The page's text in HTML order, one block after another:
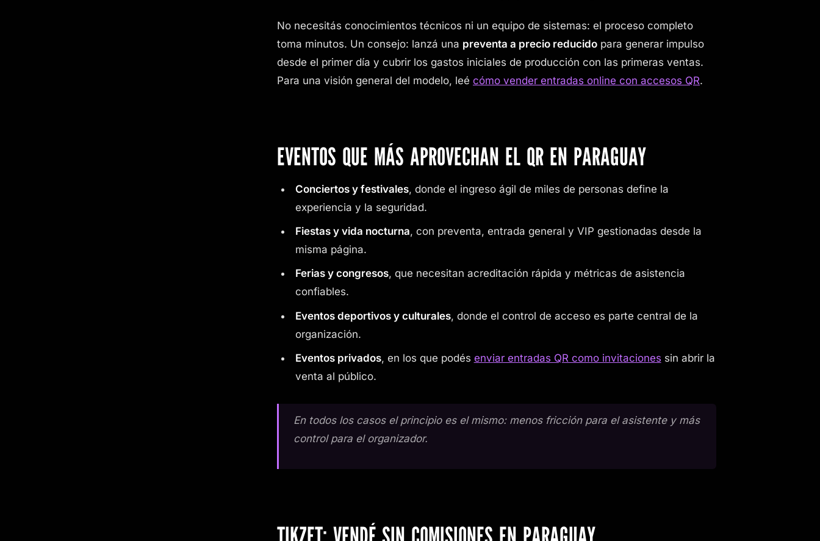
No necesitás conocimientos técnicos ni un equipo de sistemas: el proceso completo
toma minutos. Un consejo: lanzá una preventa a precio reducido para generar impulso
desde el primer día y cubrir los gastos iniciales de producción con las primeras ventas.
Para una visión general del modelo, leé cómo vender entradas online con accesos QR.
EVENTOS QUE MÁS APROVECHAN EL QR EN PARAGUAY
Conciertos y festivales, donde el ingreso ágil de miles de personas define la
experiencia y la seguridad.
Fiestas y vida nocturna, con preventa, entrada general y VIP gestionadas desde la
misma página.
Ferias y congresos, que necesitan acreditación rápida y métricas de asistencia
confiables.
Eventos deportivos y culturales, donde el control de acceso es parte central de la
organización.
Eventos privados, en los que podés enviar entradas QR como invitaciones sin abrir la
venta al público.
En todos los casos el principio es el mismo: menos fricción para el asistente y más
control para el organizador.